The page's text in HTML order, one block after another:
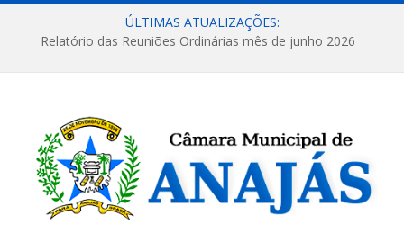
ÚLTIMAS ATUALIZAÇÕES:
Relatório das Reuniões Ordinárias mês de junho 2026